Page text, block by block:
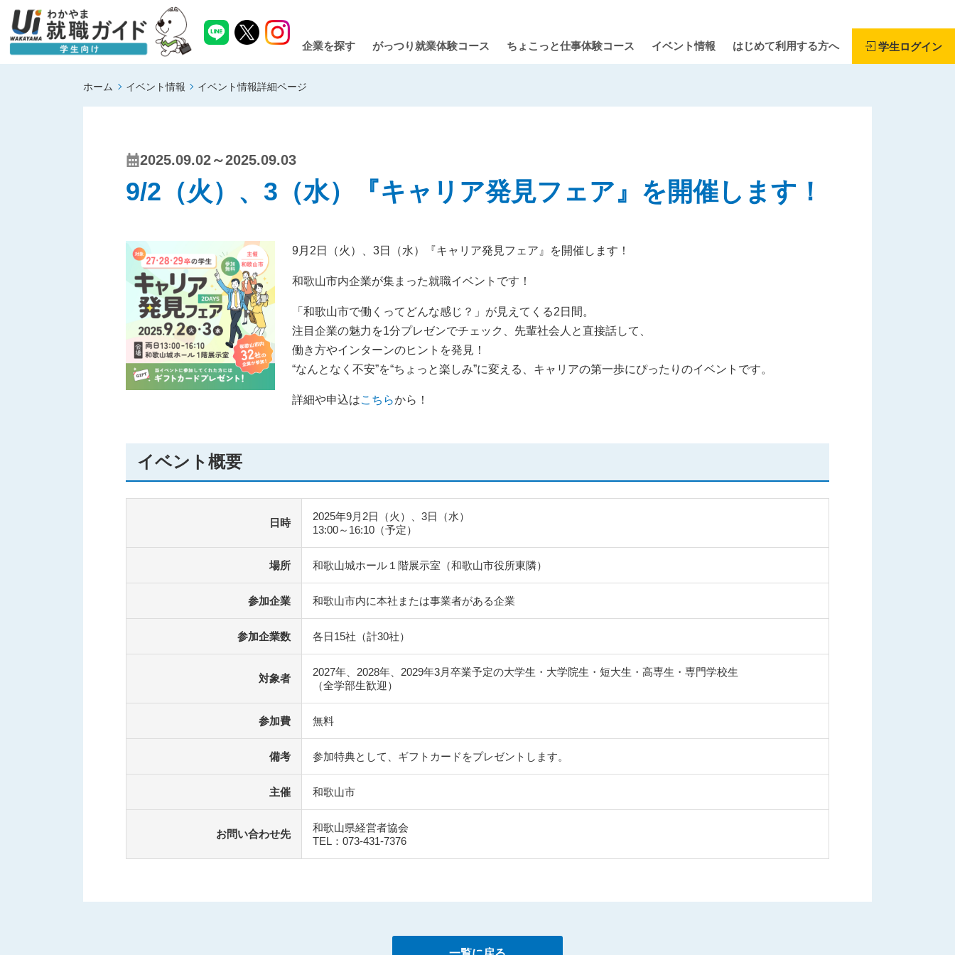
企業を探す がっつり就業体験コース ちょこっと仕事体験コース イベント情報 はじめて利用する方へ 学生ログイン
ホーム イベント情報 イベント情報詳細ページ
2025.09.02～2025.09.03
9/2（火）、3（水）『キャリア発見フェア』を開催します！
9月2日（火）、3日（水）『キャリア発見フェア』を開催します！
和歌山市内企業が集まった就職イベントです！
「和歌山市で働くってどんな感じ？」が見えてくる2日間。
注目企業の魅力を1分プレゼンでチェック、先輩社会人と直接話して、
働き方やインターンのヒントを発見！
“なんとなく不安”を“ちょっと楽しみ”に変える、キャリアの第一歩にぴったりのイベントです。
詳細や申込はこちらから！
イベント概要
日時
2025年9月2日（火）、3日（水）
13:00～16:10（予定）
場所 和歌山城ホール１階展示室（和歌山市役所東隣）
参加企業 和歌山市内に本社または事業者がある企業
参加企業数 各日15社（計30社）
対象者
2027年、2028年、2029年3月卒業予定の大学生・大学院生・短大生・高専生・専門学校生
（全学部生歓迎）
参加費 無料
備考 参加特典として、ギフトカードをプレゼントします。
主催 和歌山市
お問い合わせ先
和歌山県経営者協会
TEL：073-431-7376